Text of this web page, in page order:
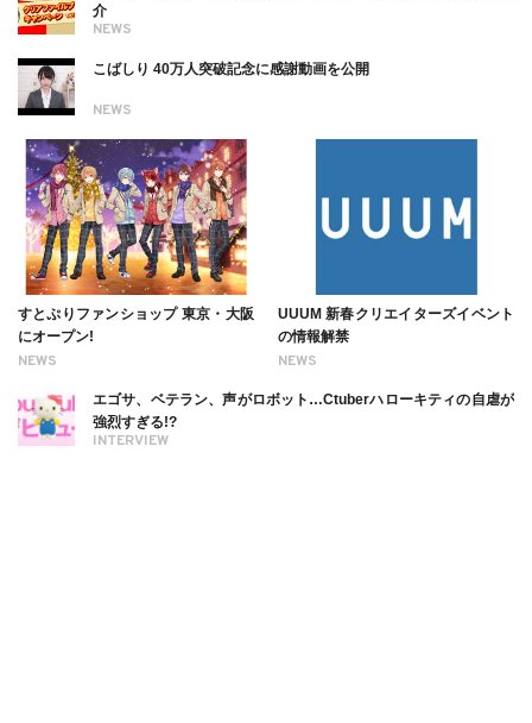
NEWS
介
NEWS
こばしり 40万人突破記念に感謝動画を公開
NEWS
すとぷりファンショップ 東京・大阪
にオープン!
NEWS
UUUM 新春クリエイターズイベント
の情報解禁
INTERVIEW
エゴサ、ベテラン、声がロボット…Ctuberハローキティの自虐が
強烈すぎる!?